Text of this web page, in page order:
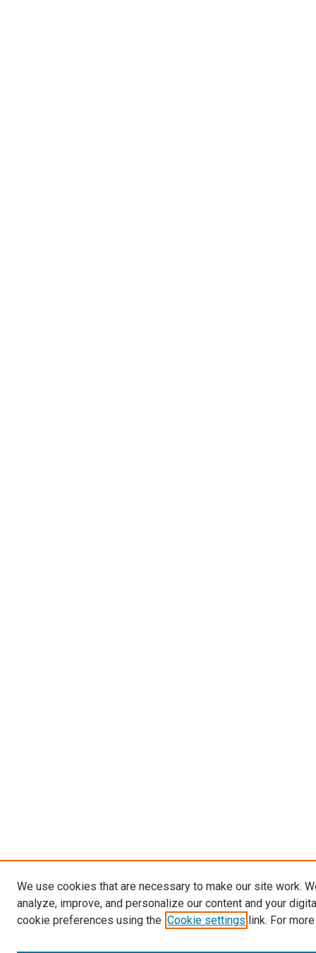
We use cookies that are necessary to make our site work.
analyze, improve, and personalize our content and your
cookie preferences using the Cookie settings link. For